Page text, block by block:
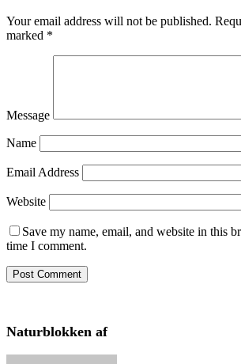
Your email address will not be published.
marked *
Message
Name
Email Address
Website
Save my name, email, and website in this
time I comment.
Naturblokken af